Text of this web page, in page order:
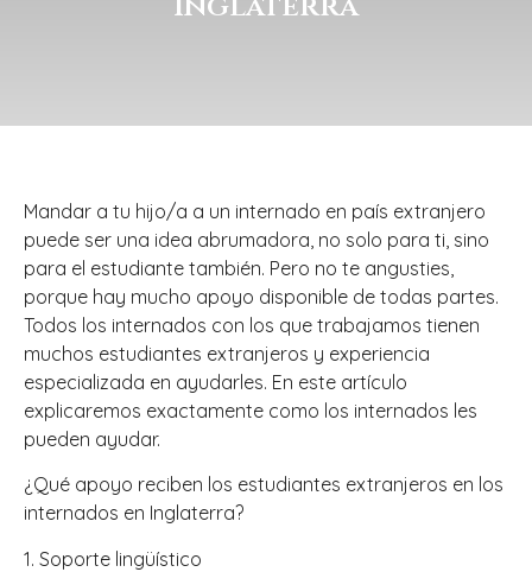
Mandar a tu hijo/a a un internado en país extranjero
puede ser una idea abrumadora, no solo para ti, sino
para el estudiante también. Pero no te angusties,
porque hay mucho apoyo disponible de todas partes.
Todos los internados con los que trabajamos tienen
muchos estudiantes extranjeros y experiencia
especializada en ayudarles. En este artículo
explicaremos exactamente como los internados les
pueden ayudar.
¿Qué apoyo reciben los estudiantes extranjeros en los
internados en Inglaterra?
1. Soporte lingüístico